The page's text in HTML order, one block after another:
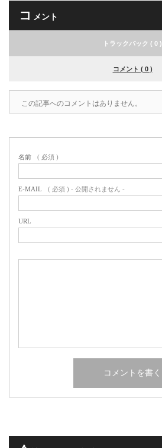
コ メント
トラックバック ( 0 )
コメント ( 0 )
この記事へのコメントはありません。
名前 ( 必須 )
E-MAIL ( 必須 ) - 公開されません -
URL